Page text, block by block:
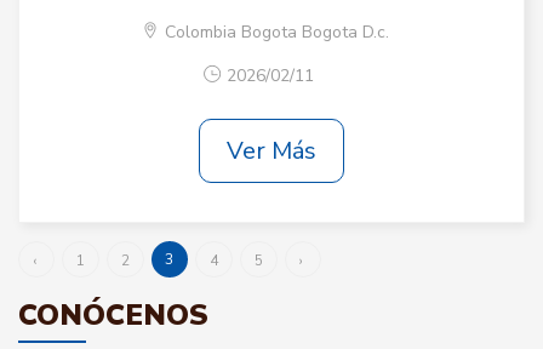
Colombia Bogota Bogota D.c.
2026/02/11
Ver Más
‹ 1 2 3 4 5 ›
CONÓCENOS